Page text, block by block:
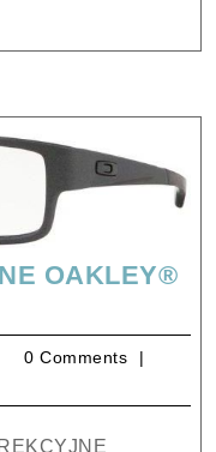
OAKLEY®
modraszek
0 Comments